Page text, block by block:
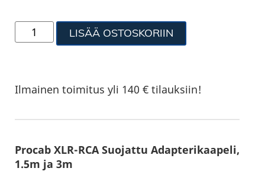
LISÄÄ OSTOSKORIIN
Ilmainen toimitus yli 140 € tilauksiin!
Procab XLR-RCA Suojattu Adapterikaapeli,
1.5m ja 3m